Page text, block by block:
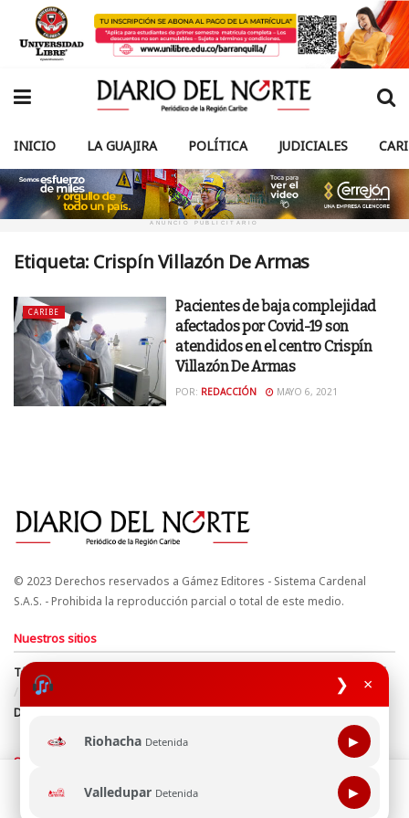
❯ ×
Riohacha Detenida ▶
Valledupar Detenida ▶
INICIO LA GUAJIRA POLÍTICA JUDICIALES
ANUNCIO PUBLICITARIO
Etiqueta: Crispín Villazón De Armas
CARIBE
Pacientes de baja complejidad
afectados por Covid-19 son
atendidos en el centro Crispín
Villazón De Armas
POR: REDACCIÓN MAYO 6, 2021
© 2023 Derechos reservados a Gámez Editores - Sistema Cardenal
S.A.S. - Prohibida la reproducción parcial o total de este medio.
Nuestros sitios
Términos y Condiciones
Derechos de Autor y Propiedad Intelectual
Política de uso de cookies
Política de Tratamiento de Datos
Directrices Editoriales
Síguenos
Esta página web usa cookie para mejorar tu experiencia de
navegación, al continuar aceptas nuestra política de uso de